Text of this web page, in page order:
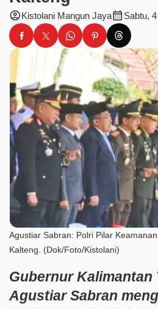
account_circleKistolani Mangun Jayacalendar_month Sabtu,
Agustiar Sabran: Polri Pilar
Kalteng. (Dok/Foto/Kistolani)
Gubernur Kalimantan
Agustiar Sabran